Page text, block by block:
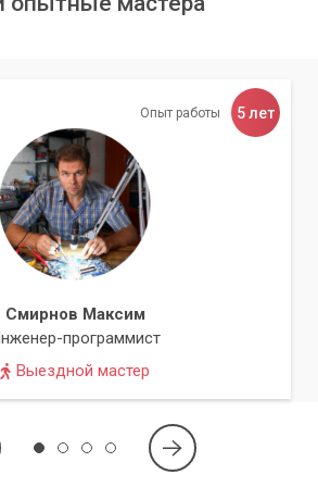
центр «Компьютерный Мастер»
провести замену
рисков, связанных с
компьютера. Не забывайте
1-2 года и следить за работой
обращения в сервисный
подход и опыт специалистов.
Опыт работы 5 лет
Смирнов Максим
программист
Выездной мастер